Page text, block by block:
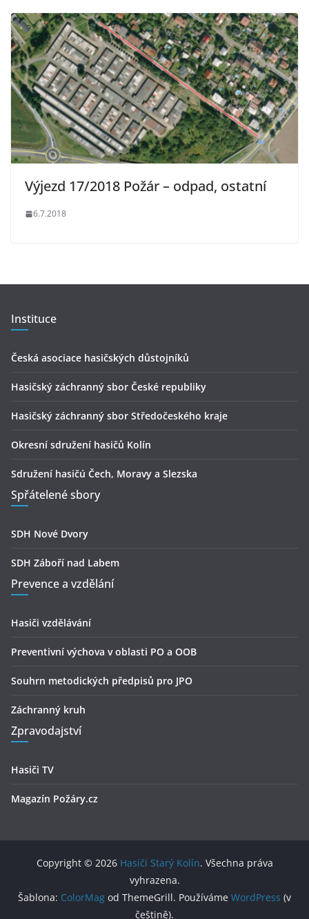
Výjezd 17/2018 Požár – odpad, ostatní
6.7.2018
Instituce
Česká asociace hasičských důstojníků
Hasičský záchranný sbor České republiky
Hasičský záchranný sbor Středočeského kraje
Okresní sdružení hasičů Kolín
Sdružení hasičú Čech, Moravy a Slezska
Spřátelené sbory
SDH Nové Dvory
SDH Záboří nad Labem
Prevence a vzdělání
Hasiči vzdělávání
Preventivní výchova v oblasti PO a OOB
Souhrn metodických předpisů pro JPO
Záchranný kruh
Zpravodajství
Hasiči TV
Magazín Požáry.cz
Copyright © 2026 Hasiči Starý Kolín. Všechna práva
vyhrazena.
Šablona: ColorMag od ThemeGrill. Používáme WordPress (v
češtině).